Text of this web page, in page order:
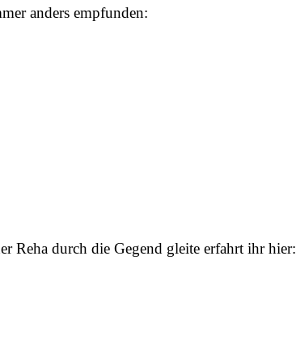
anders empfunden:
Reha durch die Gegend gleite erfahrt ihr hier: